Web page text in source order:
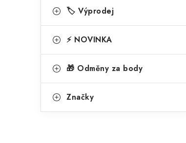
🏷️ Výprodej
⚡ NOVINKA
🎁 Odměny za body
Značky